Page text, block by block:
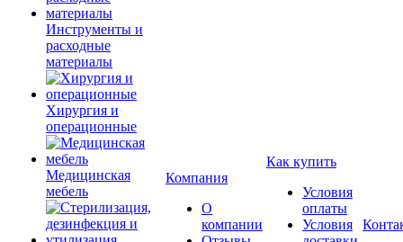
Инструменты и
расходные
материалы
Хирургия и
операционные
Медицинская
мебель
Компания
О
компании
Как купить
Условия
оплаты
Условия